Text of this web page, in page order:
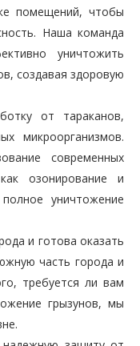
помещений, чтобы
Наша команда
уничтожить
создавая здоровую
от тараканов,
микроорганизмов.
современных
озонирование и
уничтожение
и готова оказать
часть города и
требуется ли вам
грызунов, мы